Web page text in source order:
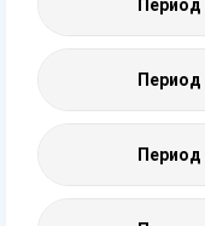
Период
Период
Период